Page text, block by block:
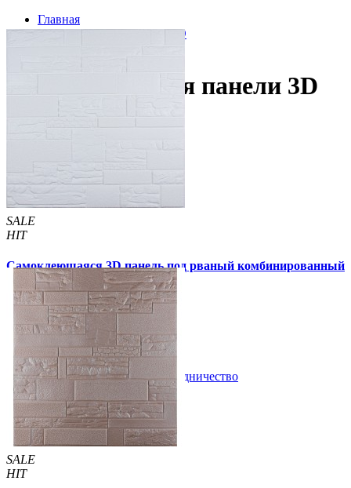
Главная
Самоклеющиеся панели 3D
Самоклеющиеся панели 3D
под камень
SALE
HIT
Самоклеющаяся 3D панель под рваный комбинированный
кирпич белый 700x700x5мм
109 грн /шт 180 грн /шт
Купить В закладки Сотрудничество
SALE
HIT